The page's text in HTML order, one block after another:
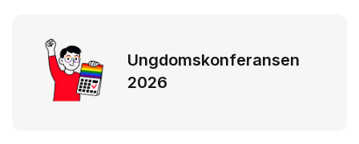
Ungdomskonferansen
2026